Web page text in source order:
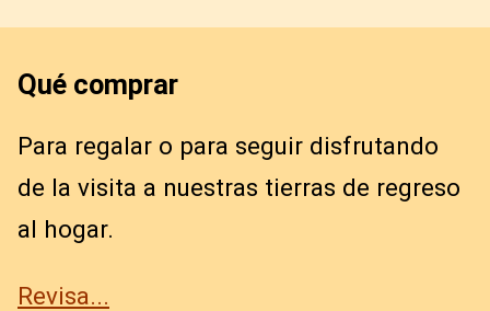
Qué comprar
Para regalar o para seguir disfrutando
de la visita a nuestras tierras de regreso
al hogar.
Revisa...